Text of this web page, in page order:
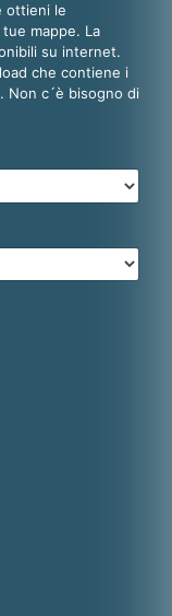
ottieni le
mappe. La
su internet.
che contiene i
Non c´è bisogno di